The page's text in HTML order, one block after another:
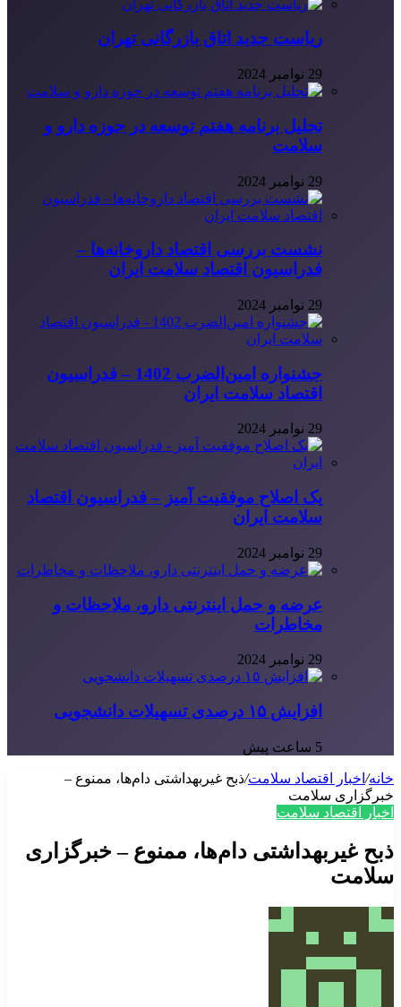
ریاست جدید اتاق بازرگانی تهران
29 نوامبر 2024
تحلیل برنامه هفتم توسعه در حوزه دارو و
سلامت
29 نوامبر 2024
نشست بررسی اقتصاد داروخانه‌ها –
فدراسیون اقتصاد سلامت ایران
29 نوامبر 2024
جشنواره امین‌الضرب 1402 – فدراسیون
اقتصاد سلامت ایران
29 نوامبر 2024
یک اصلاح موفقیت آمیز – فدراسیون اقتصاد
سلامت ایران
29 نوامبر 2024
عرضه و حمل اینترنتی دارو، ملاحظات و
مخاطرات
29 نوامبر 2024
افزایش ۱۵ درصدی تسهیلات دانشجویی
5 ساعت پیش
خانه/ اخبار اقتصاد سلامت/ذبح غیربهداشتی دام‌ها، ممنوع –
خبرگزاری سلامت
اخبار اقتصاد سلامت
ذبح غیربهداشتی دام‌ها، ممنوع – خبرگزاری
سلامت